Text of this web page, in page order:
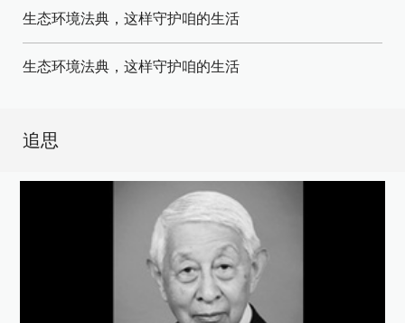
生态环境法典，这样守护咱的生活
生态环境法典，这样守护咱的生活
追思